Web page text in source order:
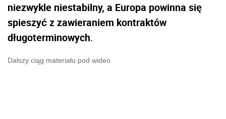
niezwykle niestabilny, a Europa powinna się
spieszyć z zawieraniem kontraktów
długoterminowych.
Dalszy ciąg materiału pod wideo